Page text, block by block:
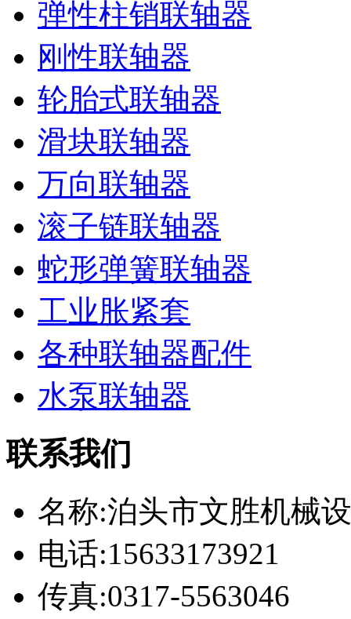
弹性柱销联轴器
刚性联轴器
轮胎式联轴器
滑块联轴器
万向联轴器
滚子链联轴器
蛇形弹簧联轴器
工业胀紧套
各种联轴器配件
水泵联轴器
联系我们
名称:泊头市文胜机械
电话:15633173921
传真:0317-5563046